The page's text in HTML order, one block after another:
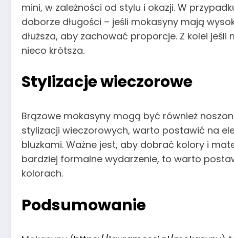
mini, w zależności od stylu i okazji. W
doborze długości – jeśli mokasyny mają
dłuższa, aby zachować proporcje. Z kolei
nieco krótsza.
Stylizacje wieczorowe
Brązowe mokasyny mogą być również
stylizacji wieczorowych, warto postawić na
bluzkami. Ważne jest, aby dobrać kolory i
bardziej formalne wydarzenie, to warto
kolorach.
Podsumowanie